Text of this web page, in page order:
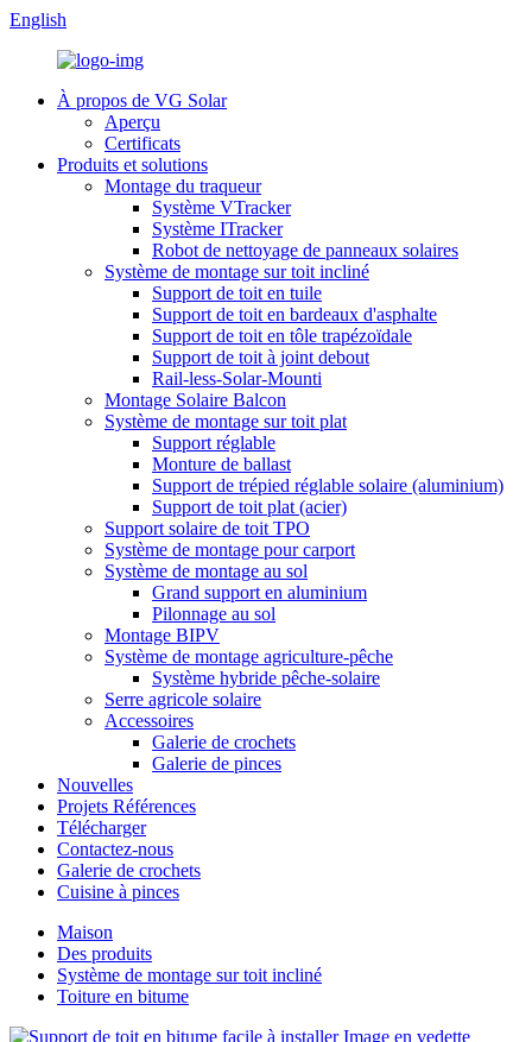
English
À propos de VG Solar
Aperçu
Certificats
Produits et solutions
Montage du traqueur
Système VTracker
Système ITracker
Robot de nettoyage de panneaux solaires
Système de montage sur toit incliné
Support de toit en tuile
Support de toit en bardeaux d'asphalte
Support de toit en tôle trapézoïdale
Support de toit à joint debout
Rail-less-Solar-Mounti
Montage Solaire Balcon
Système de montage sur toit plat
Support réglable
Monture de ballast
Support de trépied réglable solaire (aluminium)
Support de toit plat (acier)
Support solaire de toit TPO
Système de montage pour carport
Système de montage au sol
Grand support en aluminium
Pilonnage au sol
Montage BIPV
Système de montage agriculture-pêche
Système hybride pêche-solaire
Serre agricole solaire
Accessoires
Galerie de crochets
Galerie de pinces
Nouvelles
Projets Références
Télécharger
Contactez-nous
Galerie de crochets
Cuisine à pinces
Maison
Des produits
Système de montage sur toit incliné
Toiture en bitume